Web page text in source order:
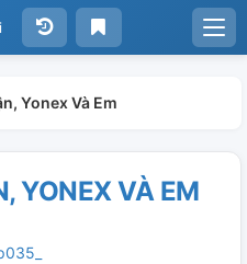
Yonex Và Em
YONEX VÀ EM